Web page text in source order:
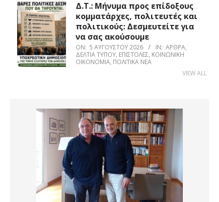
Δ.Τ.: Μήνυμα προς επίδοξους
κομματάρχες, πολιτευτές και
πολιτικούς: Δεσμευτείτε για
να σας ακούσουμε
ON: 5 ΑΥΓΟΎΣΤΟΥ 2026 IN: ΆΡΘΡΑ,
ΔΕΛΤΊΑ ΤΎΠΟΥ, ΕΠΙΣΤΟΛΈΣ, ΚΟΙΝΩΝΙΚΉ
ΟΙΚΟΝΟΜΊΑ, ΠΟΛΙΤΙΚΆ ΝΈΑ
VIEW ALL